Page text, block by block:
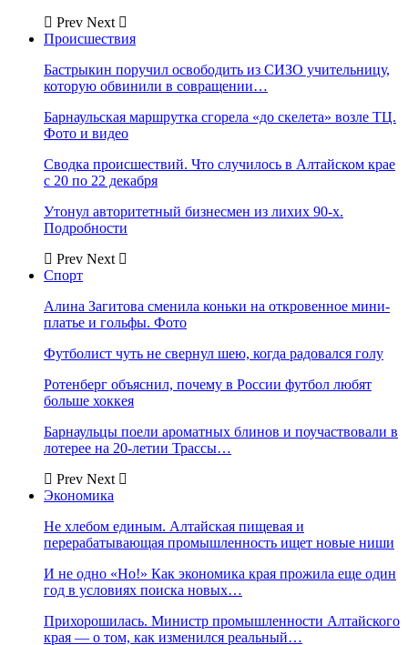
Prev Next
Происшествия
Бастрыкин поручил освободить из СИЗО учительницу,
которую обвинили в совращении…
Барнаульская маршрутка сгорела «до скелета» возле ТЦ.
Фото и видео
Сводка происшествий. Что случилось в Алтайском крае
с 20 по 22 декабря
Утонул авторитетный бизнесмен из лихих 90-х.
Подробности
Prev Next
Спорт
Алина Загитова сменила коньки на откровенное мини-
платье и гольфы. Фото
Футболист чуть не свернул шею, когда радовался голу
Ротенберг объяснил, почему в России футбол любят
больше хоккея
Барнаульцы поели ароматных блинов и поучаствовали в
лотерее на 20-летии Трассы…
Prev Next
Экономика
Не хлебом единым. Алтайская пищевая и
перерабатывающая промышленность ищет новые ниши
И не одно «Но!» Как экономика края прожила еще один
год в условиях поиска новых…
Прихорошилась. Министр промышленности Алтайского
края — о том, как изменился реальный…